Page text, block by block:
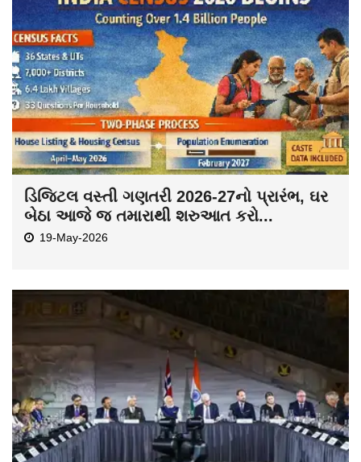
ડિજિટલ વસ્તી ગણતરી 2026-27નો પ્રારંભ, ઘર
બેઠા આજે જ તમારાથી શરુઆત કરો...
19-May-2026